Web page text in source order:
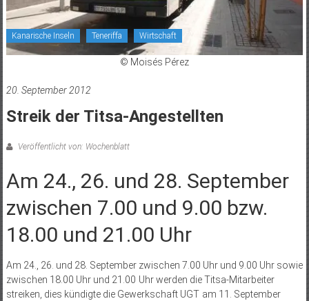
Kanarische Inseln Teneriffa Wirtschaft
© Moisés Pérez
20. September 2012
Streik der Titsa-Angestellten
Veröffentlicht von: Wochenblatt
Am 24., 26. und 28. September
zwischen 7.00 und 9.00 bzw.
18.00 und 21.00 Uhr
Am 24., 26. und 28. September zwischen 7.00 Uhr und 9.00 Uhr sowie
zwischen 18.00 Uhr und 21.00 Uhr werden die Titsa-Mitarbeiter
streiken, dies kündigte die Gewerkschaft UGT am 11. September